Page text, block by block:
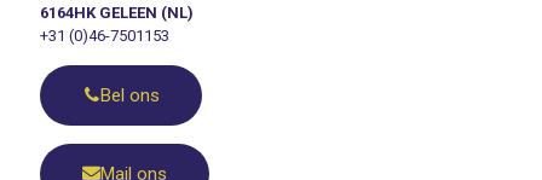
6164HK GELEEN (NL)
+31 (0)46-7501153
Bel ons
Mail ons